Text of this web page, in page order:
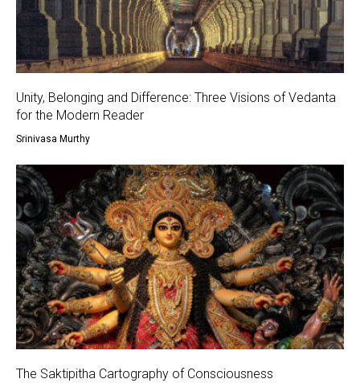
Unity, Belonging and Difference: Three Visions of Vedanta
for the Modern Reader
Srinivasa Murthy
The Saktipitha Cartography of Consciousness